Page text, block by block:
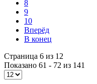
8
9
10
Вперёд
В конец
Страница 6 из 12
Показано 61 - 72 из 141